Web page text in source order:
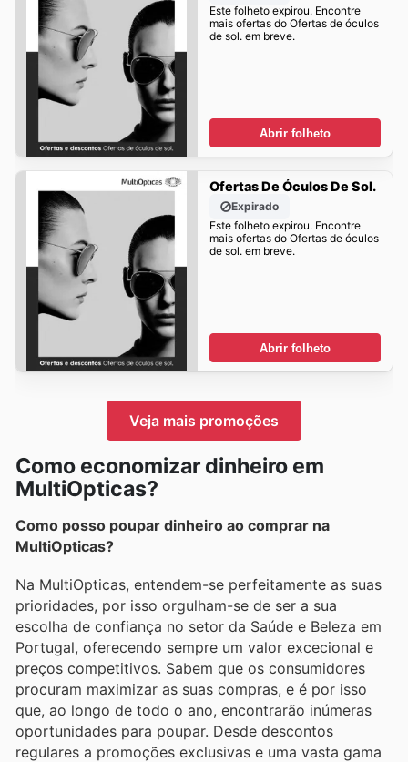
Este folheto expirou. Encontre
mais ofertas do Ofertas de óculos
de sol. em breve.
Abrir folheto
Ofertas De Óculos De Sol.
Expirado
Este folheto expirou. Encontre
mais ofertas do Ofertas de óculos
de sol. em breve.
Abrir folheto
Veja mais promoções
Como economizar dinheiro em
MultiOpticas?
Como posso poupar dinheiro ao comprar na
MultiOpticas?
Na MultiOpticas, entendem-se perfeitamente as suas
prioridades, por isso orgulham-se de ser a sua
escolha de confiança no setor da Saúde e Beleza em
Portugal, oferecendo sempre um valor excecional e
preços competitivos. Sabem que os consumidores
procuram maximizar as suas compras, e é por isso
que, ao longo de todo o ano, encontrarão inúmeras
oportunidades para poupar. Desde descontos
regulares a promoções exclusivas e uma vasta gama